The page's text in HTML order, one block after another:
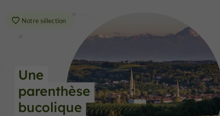
Notre sélection
Une
parenthèse
bucolique